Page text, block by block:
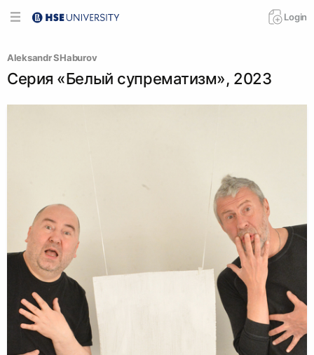
Login
Аleksandr SHaburov
Серия «Белый супрематизм», 2023